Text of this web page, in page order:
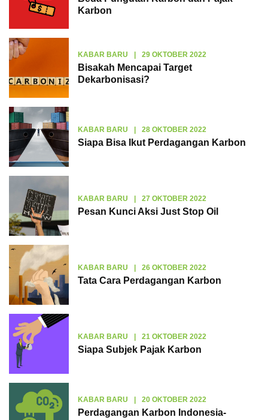
Karbon
KABAR BARU | 29 OKTOBER 2022
Bisakah Mencapai Target
Dekarbonisasi?
KABAR BARU | 28 OKTOBER 2022
Siapa Bisa Ikut Perdagangan Karbon
KABAR BARU | 27 OKTOBER 2022
Pesan Kunci Aksi Just Stop Oil
KABAR BARU | 26 OKTOBER 2022
Tata Cara Perdagangan Karbon
KABAR BARU | 21 OKTOBER 2022
Siapa Subjek Pajak Karbon
KABAR BARU | 20 OKTOBER 2022
Perdagangan Karbon Indonesia-